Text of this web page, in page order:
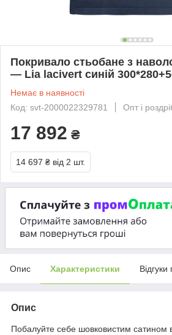
Покривало стьобане з
— Lia lacivert синій
Немає в наявності
Код: svt-2000022329781
Опт і
17 892 ₴
14 697 ₴ від 2 шт.
Опис Характеристики
Опис
Побалуйте себе шовковистим сатином